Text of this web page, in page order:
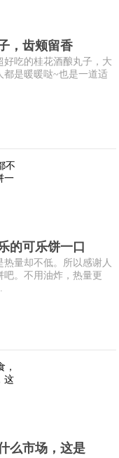
，齿颊留香
吃的桂花酒酿丸子，大
都是暖暖哒~也是一道适
的可乐饼一口
量却不低。所以感谢人
。不用油炸，热量更
么市场，这是